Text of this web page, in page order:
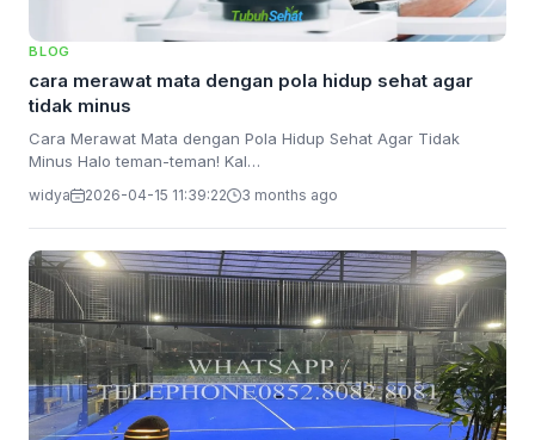
BLOG
cara merawat mata dengan pola hidup sehat agar
tidak minus
Cara Merawat Mata dengan Pola Hidup Sehat Agar Tidak
Minus Halo teman-teman! Kal…
widya 2026-04-15 11:39:22 3 months ago